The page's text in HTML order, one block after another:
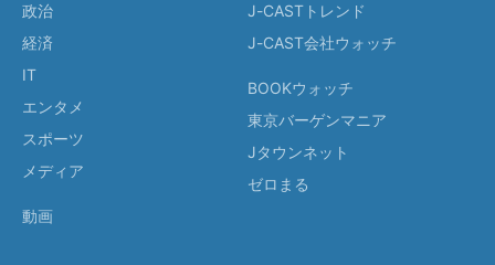
政治
経済
IT
エンタメ
スポーツ
メディア
動画
J-CASTトレンド
J-CAST会社ウォッチ
BOOKウォッチ
東京バーゲンマニア
Jタウンネット
ゼロまる